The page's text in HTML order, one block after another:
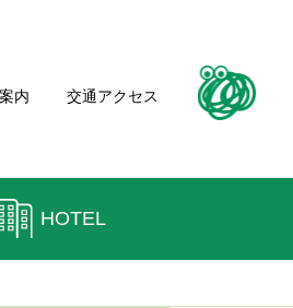
内 交通アクセス
HOTEL